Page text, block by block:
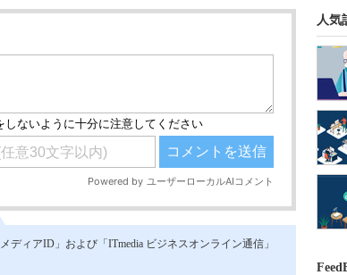
ィアID」および「ITmedia ビジネスオンライン通信」
人気